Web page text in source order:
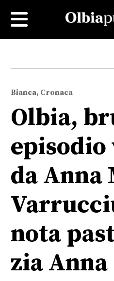
Bianca, Cronaca
Olbia,
episodio
da Anna
nota
zia Anna